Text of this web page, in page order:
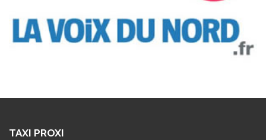
TAXI PROXI